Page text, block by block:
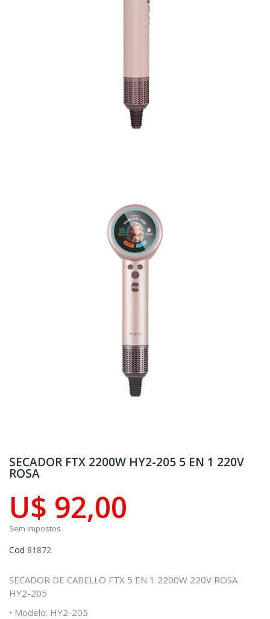
SECADOR FTX 2200W HY2-205 5 EN 1 220V
ROSA
U$ 92,00
Sem impostos
Cod 81872
SECADOR DE CABELLO FTX 5 EN 1 2200W 220V ROSA
HY2-205
• Modelo: HY2-205